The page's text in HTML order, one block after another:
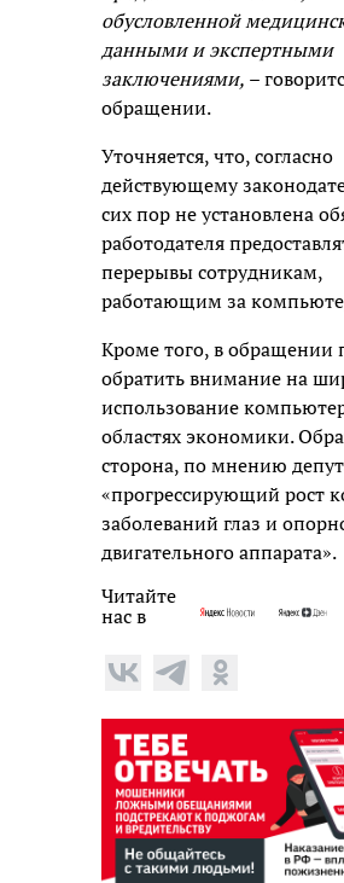
обусловленной
данными и экспертными
заключениями, –
обращении.
Уточняется, что, согласно
действующему
сих пор не установлена
работодателя
перерывы сотрудникам,
работающим за
Кроме того, в обращении
обратить внимание на
использование
областях экономики.
сторона, по мнению
«прогрессирующий рост
заболеваний глаз и
двигательного аппарата».
Читайте
нас в